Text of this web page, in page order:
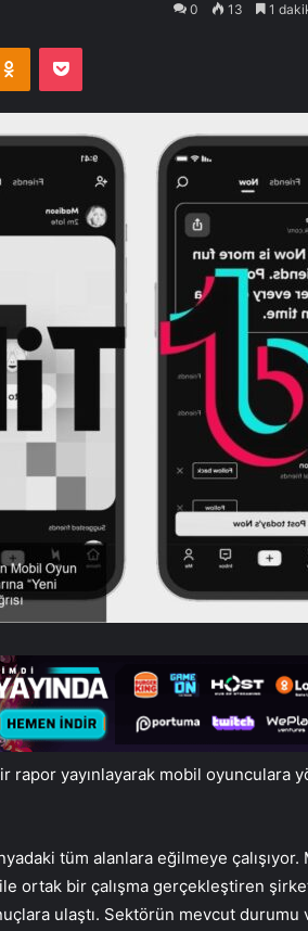
0 13 1
Odnoklassniki
Pocket
rapor yayınlayarak mobil oyunculara
tüm alanlara eğilmeye çalışıyor.
ortak bir çalışma gerçekleştiren
ulaştı. Sektörün mevcut durumu